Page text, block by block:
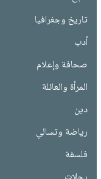
تاريخ وجغرافيا
أدب
صحافة وإعلام
المرأة والعائلة
دين
رياضة وتسالي
فلسفة